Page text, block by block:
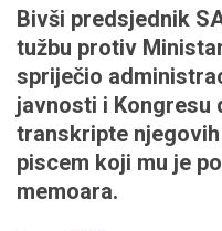
Bivši predsjednik
tužbu protiv
spriječio
javnosti i Kongresu
transkripte
piscem koji mu je
memoara.